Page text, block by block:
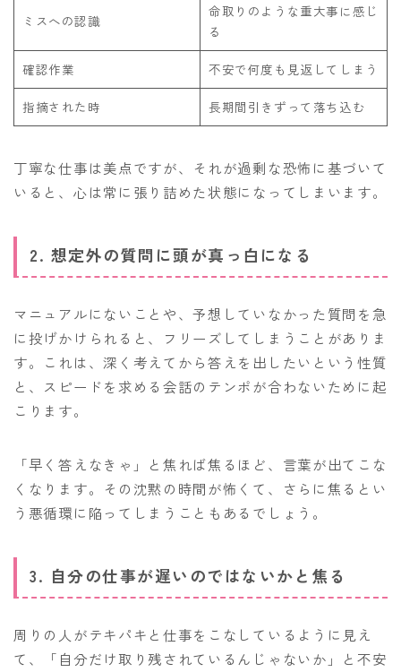
ミスへの認識
命取りのような重大事に感じ
る
確認作業 不安で何度も見返してしまう
指摘された時 長期間引きずって落ち込む
丁寧な仕事は美点ですが、それが過剰な恐怖に基づいて
いると、心は常に張り詰めた状態になってしまいます。
2. 想定外の質問に頭が真っ白になる
マニュアルにないことや、予想していなかった質問を急
に投げかけられると、フリーズしてしまうことがありま
す。これは、深く考えてから答えを出したいという性質
と、スピードを求める会話のテンポが合わないために起
こります。
「早く答えなきゃ」と焦れば焦るほど、言葉が出てこな
くなります。その沈黙の時間が怖くて、さらに焦るとい
う悪循環に陥ってしまうこともあるでしょう。
3. 自分の仕事が遅いのではないかと焦る
周りの人がテキパキと仕事をこなしているように見え
て、「自分だけ取り残されているんじゃないか」と不安